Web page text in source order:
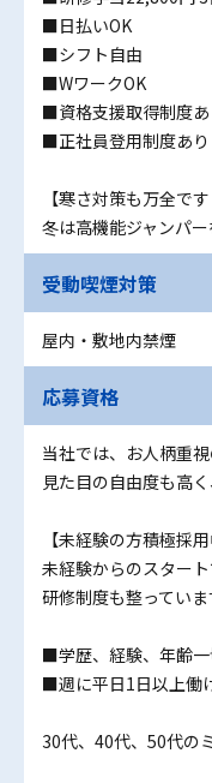
■日払いOK
■シフト自由
■WワークOK
■資格支援取得制度あ
■正社員登用制度あり
【寒さ対策も万全です
冬は高機能ジャンパ
受動喫煙対策
屋内・敷地内禁煙
応募資格
当社では、お人柄重視
見た目の自由度も高
【未経験の方積極採用
未経験からのスター
研修制度も整っていま
■学歴、経験、年齢
■週に平日1日以上働
30代、40代、50代の